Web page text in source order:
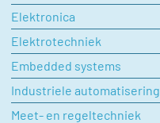
Elektronica
Elektrotechniek
Embedded systems
Industriele automatisering
Meet- en regeltechniek